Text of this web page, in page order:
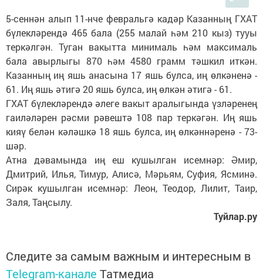
5-сеннән алып 11-нче февральгә кадәр Казанның ГХАТ
бүлекләрендә 465 бала (255 малай һәм 210 кыз) тууы
теркәлгән. Туган вакытта минималь һәм максималь
бала авырлыгы 870 һәм 4580 грамм тәшкил иткән.
Казанның иң яшь анасына 17 яшь булса, иң өлкәненә -
61. Иң яшь әтигә 20 яшь булса, иң өлкән әтигә - 61.
ГХАТ бүлекләрендә әлеге вакыт аралыгында үзләренең
гаиләләрен рәсми рәвештә 108 пар теркәгән. Иң яшь
кияү белән кәләшкә 18 яшь булса, иң өлкәннәренә - 73-
шәр.
Атна дәвамында иң еш кушылган исемнәр: Әмир,
Дмитрий, Илья, Тимур, Алисә, Мәрьям, Суфия, Ясминә.
Сирәк кушылган исемнәр: Леон, Теодор, Лилит, Таир,
Заля, Таңсылу.
Туйлар.ру
Следите за самым важным и интересным в
Telegram-канале Татмедиа